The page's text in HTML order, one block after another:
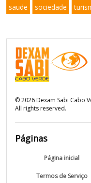
saude
sociedade
©2026Dexam Sabi Cabo
All rights reserved.
Páginas
Página inicial
Termos de Serviço